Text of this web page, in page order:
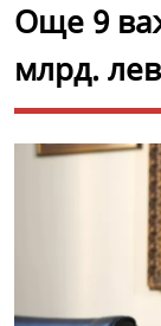
Още 9
млрд.